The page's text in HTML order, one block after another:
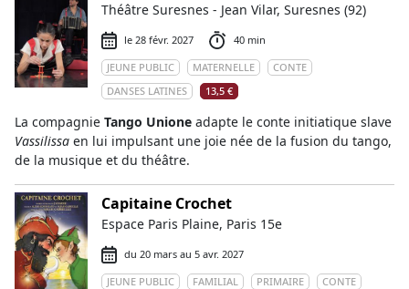
Théâtre Suresnes - Jean Vilar, Suresnes (92)
le 28 févr. 2027
40 min
JEUNE PUBLIC
MATERNELLE
CONTE
DANSES LATINES
13,5 €
La compagnie Tango Unione adapte le conte initiatique slave
Vassilissa en lui impulsant une joie née de la fusion du tango,
de la musique et du théâtre.
Capitaine Crochet
Espace Paris Plaine, Paris 15e
du 20 mars au 5 avr. 2027
JEUNE PUBLIC
FAMILIAL PRIMAIRE
CONTE